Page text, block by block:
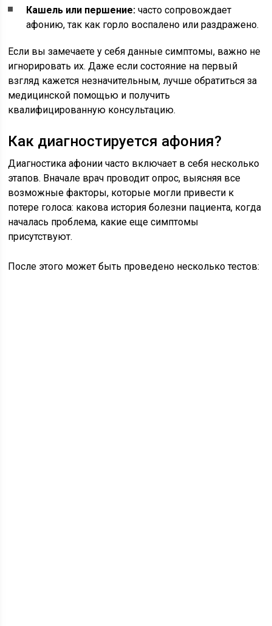
Кашель или першение: часто сопровождает
афонию, так как горло воспалено или раздражено.
Если вы замечаете у себя данные симптомы, важно не
игнорировать их. Даже если состояние на первый
взгляд кажется незначительным, лучше обратиться за
медицинской помощью и получить
квалифицированную консультацию.
Как диагностируется афония?
Диагностика афонии часто включает в себя несколько
этапов. Вначале врач проводит опрос, выясняя все
возможные факторы, которые могли привести к
потере голоса: какова история болезни пациента, когда
началась проблема, какие еще симптомы
присутствуют.
После этого может быть проведено несколько тестов: